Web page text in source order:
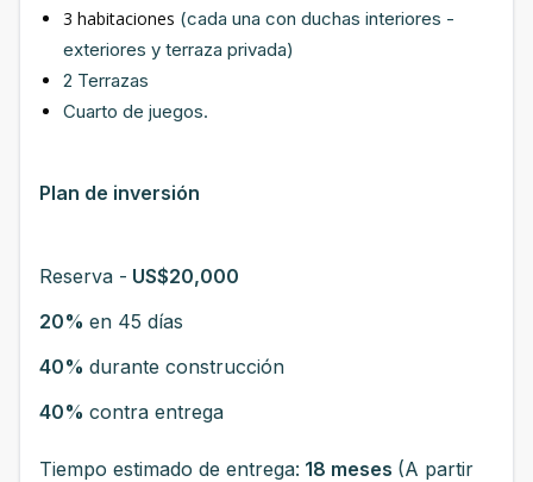
3 habitaciones (cada una con duchas interiores -
exteriores y terraza privada)
2 Terrazas
Cuarto de juegos.
Plan de inversión
Reserva - US$20,000
20% en 45 días
40% durante construcción
40% contra entrega
Tiempo estimado de entrega: 18 meses (A partir